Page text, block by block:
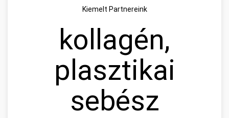
Kiemelt Partnereink
kollagén,
plasztikai
sebész